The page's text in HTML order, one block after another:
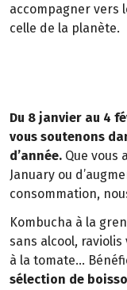
accompagner vers
celle de la planète.
Du 8 janvier au 4
vous soutenons
d’année. Que vous
January ou
consommation,
Kombucha à la
sans alcool,
à la tomate…
sélection de